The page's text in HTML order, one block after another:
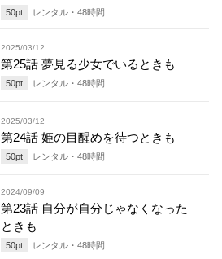
50pt レンタル・ 48時間
2025/03/12
第25話 夢見る少女でいるときも
50pt レンタル・ 48時間
2025/03/12
第24話 姫の目醒めを待つときも
50pt レンタル・ 48時間
2024/09/09
第23話 自分が自分じゃなくなった
ときも
50pt レンタル・ 48時間